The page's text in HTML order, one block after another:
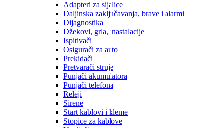
Adapteri za sijalice
Daljinska zaključavanja, brave i alarmi
Dijagnostika
Džekovi, grla, inastalacije
Ispitivači
Osigurači za auto
Prekidači
Pretvarači struje
Punjači akumulatora
Punjači telefona
Releji
Sirene
Start kablovi i kleme
Stopice za kablove